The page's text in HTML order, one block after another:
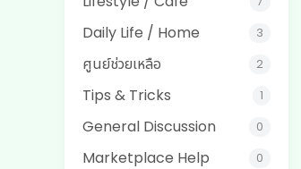
Daily Life / Home 3
ศูนย์ช่วยเหลือ 2
Tips & Tricks 1
General Discussion 0
Marketplace Help 0